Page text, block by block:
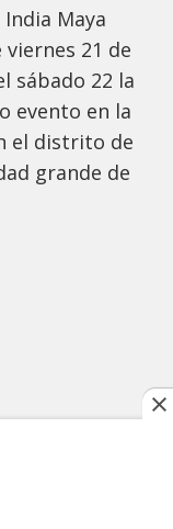
Maya
21 de
sábado 22 la
evento en la
el distrito de
grande de